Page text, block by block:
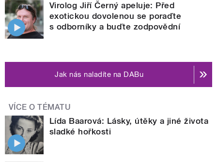
Virolog Jiří Černý apeluje: Před
exotickou dovolenou se poraďte
s odborníky a buďte zodpovědní
Jak nás naladíte na DABu
VÍCE O TÉMATU
Lída Baarová: Lásky, útěky a jiné života
sladké hořkosti